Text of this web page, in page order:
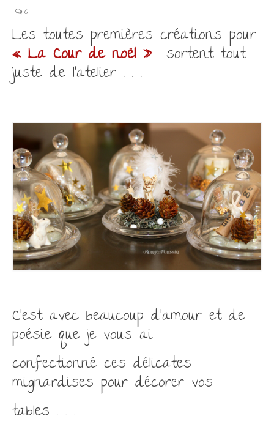
6
Les toutes premières créations pour
« La Cour de noël » sortent tout
juste de l’atelier . . .
C’est avec beaucoup d’amour et de
poésie que je vous ai
confectionné ces délicates
mignardises pour décorer vos
tables . . .